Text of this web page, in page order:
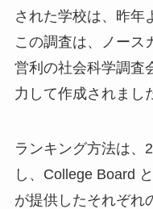
された学校は、昨年
この調査は、ノース
営利の社会科学調査
力して作成されまし
ランキング方法は、
し、College Board
が提供したそれぞれ